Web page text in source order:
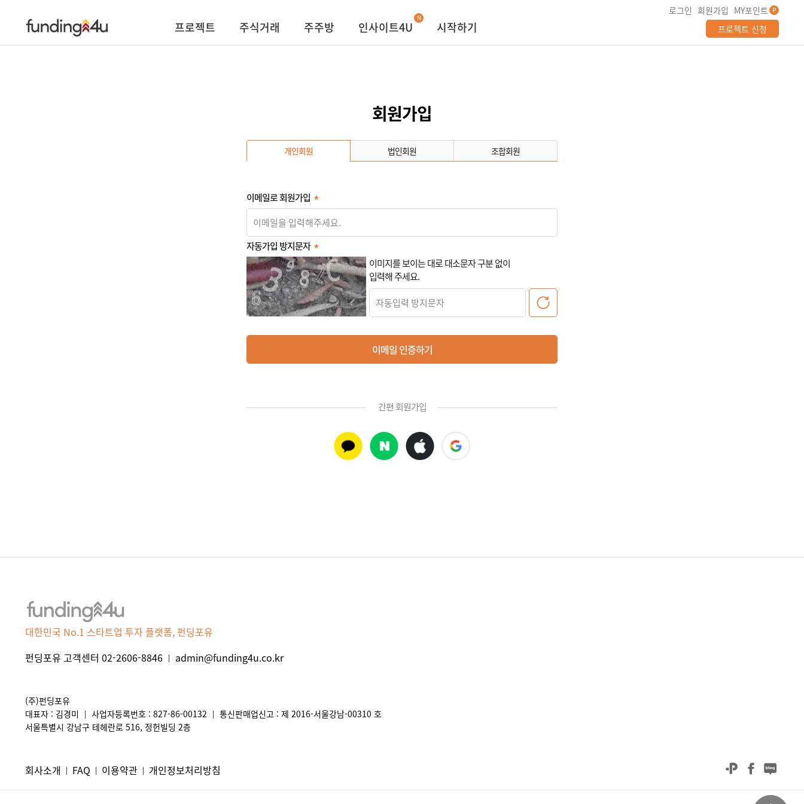
로그인 회원가입 MY포인트 P
프로젝트 주식거래 주주방
N
인사이트4U 시작하기 프로젝트 신청
회원가입
개인회원 법인회원 조합회원
이메일로 회원가입
자동가입 방지문자
이미지를 보이는 대로 대소문자 구분 없이
입력해 주세요.
이메일 인증하기
간편 회원가입
대한민국 No.1 스타트업 투자 플랫폼, 펀딩포유
펀딩포유 고객센터 02-2606-8846 | admin@funding4u.co.kr
(주)펀딩포유
대표자 : 김경미
| 사업자등록번호 : 827-86-00132 | 통신판매업신고 : 제 2016-서울강남-00310 호
서울특별시 강남구 테헤란로 516, 정헌빌딩 2층
회사소개 | FAQ | 이용약관 | 개인정보처리방침